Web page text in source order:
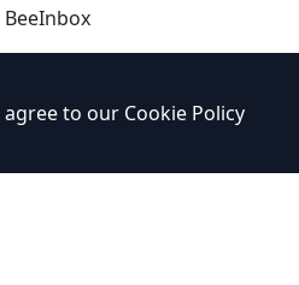
agree to our Cookie Policy